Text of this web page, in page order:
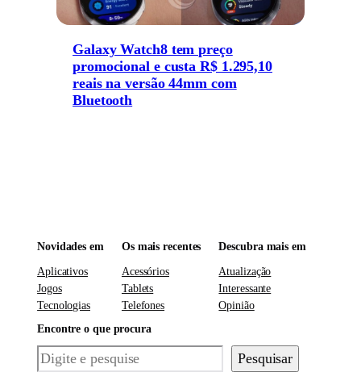
Galaxy Watch8 tem preço
promocional e custa R$ 1.295,10
reais na versão 44mm com
Bluetooth
Novidades em
Aplicativos
Jogos
Tecnologias
Os mais recentes
Acessórios
Tablets
Telefones
Descubra mais em
Atualização
Interessante
Opinião
Encontre o que procura
Pesquisar Pesquisar